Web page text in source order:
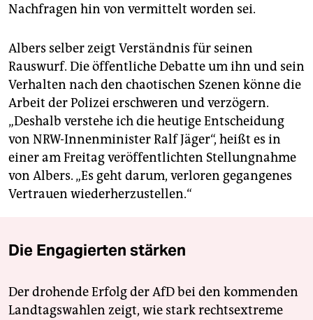
Nachfragen hin von vermittelt worden sei.
Albers selber zeigt Verständnis für seinen
Rauswurf. Die öffentliche Debatte um ihn und sein
Verhalten nach den chaotischen Szenen könne die
Arbeit der Polizei erschweren und verzögern.
„Deshalb verstehe ich die heutige Entscheidung
von NRW-Innenminister Ralf Jäger“, heißt es in
einer am Freitag veröffentlichten Stellungnahme
von Albers. „Es geht darum, verloren gegangenes
Vertrauen wiederherzustellen.“
Die Engagierten stärken
Der drohende Erfolg der AfD bei den kommenden
Landtagswahlen zeigt, wie stark rechtsextreme